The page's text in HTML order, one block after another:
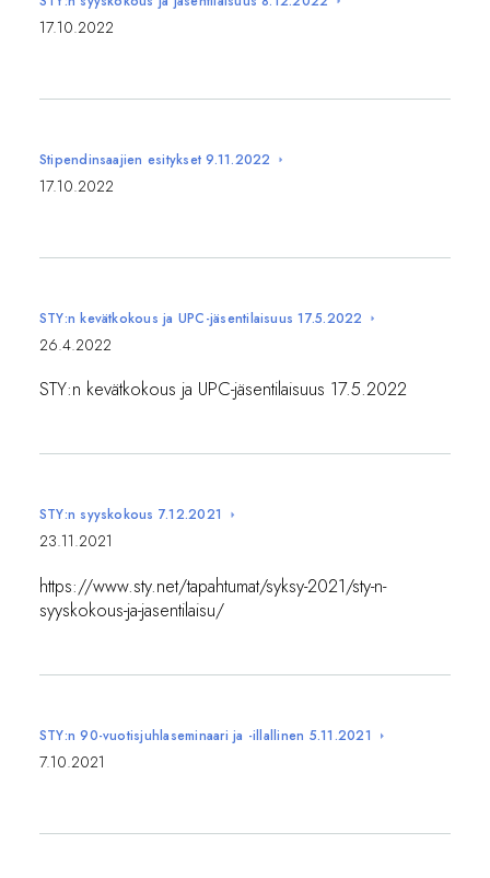
17.10.2022
Stipendinsaajien esitykset 9.11.2022
17.10.2022
STY:n kevätkokous ja UPC-jäsentilaisuus 17.5.2022
26.4.2022
STY:n kevätkokous ja UPC-jäsentilaisuus 17.5.2022⁠⁠⁠⁠⁠⁠⁠
STY:n syyskokous 7.12.2021
23.11.2021
https://www.sty.net/tapahtumat/syksy-2021/sty-n-
syyskokous-ja-jasentilaisu/
STY:n 90-vuotisjuhlaseminaari ja -illallinen 5.11.2021
7.10.2021